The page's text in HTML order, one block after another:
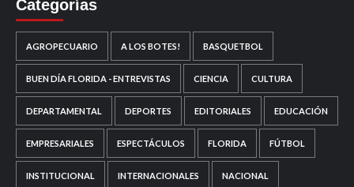
Categorías
AGROPECUARIO A LOS BOTES! BASQUETBOL
BUEN DÍA FLORIDA - ENTREVISTAS CIENCIA CULTURA
DEPARTAMENTAL DEPORTES EDITORIALES EDUCACIÓN
EMPRESARIALES ESPECTÁCULOS FLORIDA FÚTBOL
INSTITUCIONAL INTERNACIONALES NACIONAL